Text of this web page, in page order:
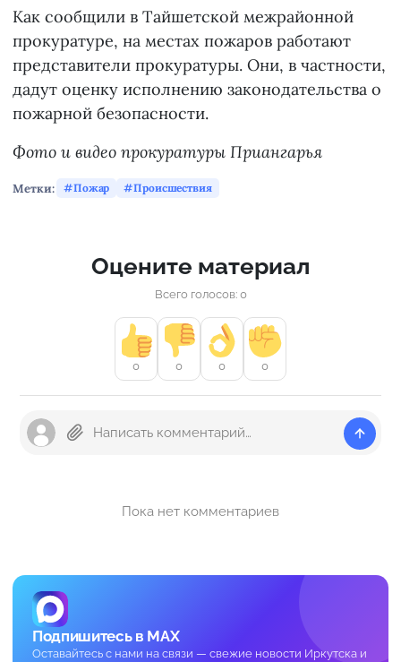
Как сообщили в Тайшетской межрайонной
прокуратуре, на местах пожаров работают
представители прокуратуры. Они, в частности,
дадут оценку исполнению законодательства о
пожарной безопасности.
Фото и видео прокуратуры Приангарья
Метки: Пожар Происшествия
Оцените материал
Всего голосов: 0
0 0 0 0
Пока нет комментариев
Подпишитесь в MAX
Оставайтесь с нами на связи — свежие новости Иркутска и